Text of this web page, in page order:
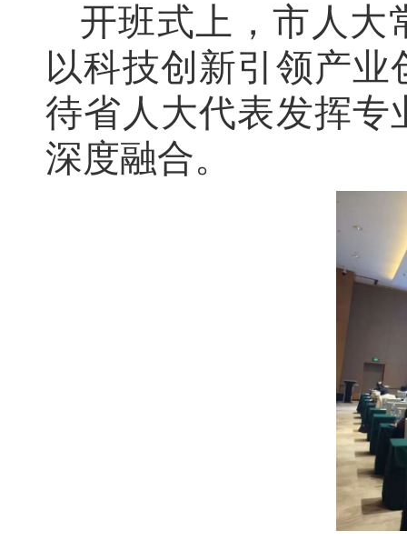
开班式上，市人大
以科技创新引领产
待省人大代表发挥专
深度融合。